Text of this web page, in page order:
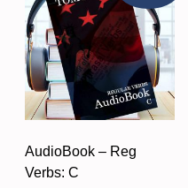
AudioBook – Reg
Verbs: C